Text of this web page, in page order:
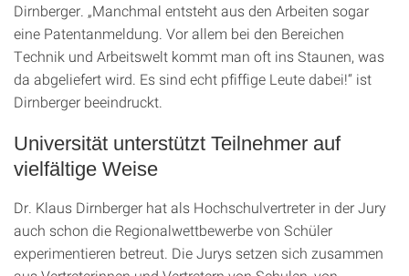
Dirnberger. „Manchmal entsteht aus den Arbeiten sogar
eine Patentanmeldung. Vor allem bei den Bereichen
Technik und Arbeitswelt kommt man oft ins Staunen, was
da abgeliefert wird. Es sind echt pfiffige Leute dabei!“ ist
Dirnberger beeindruckt.
Universität unterstützt Teilnehmer auf
vielfältige Weise
Dr. Klaus Dirnberger hat als Hochschulvertreter in der Jury
auch schon die Regionalwettbewerbe von Schüler
experimentieren betreut. Die Jurys setzen sich zusammen